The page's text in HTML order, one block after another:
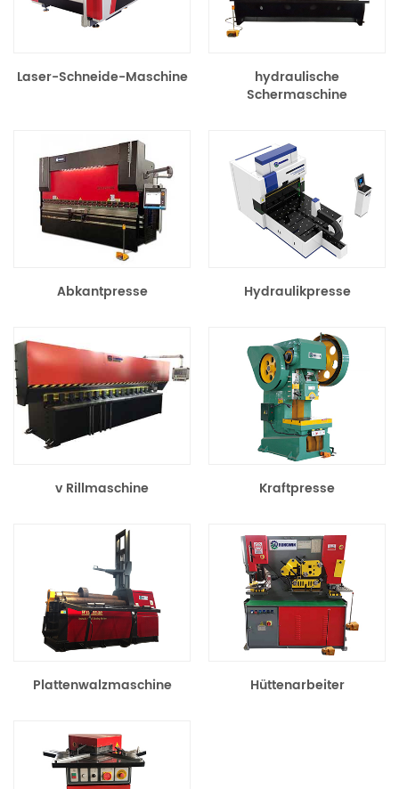
Laser-Schneide-Maschine
hydraulische
Schermaschine
Abkantpresse Hydraulikpresse
v Rillmaschine Kraftpresse
Plattenwalzmaschine Hüttenarbeiter